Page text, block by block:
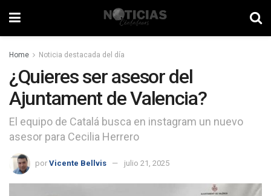
Home Noticia destacada del día
¿Quieres ser asesor del
Ajuntament de Valencia?
El equipo de Catalá busca en instagram un nuevo
asesor para Cecilia Herrero
por Vicente Bellvis julio 21, 2025